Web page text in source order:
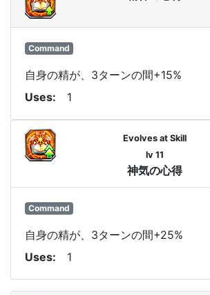
Command
自身の精が、3ターンの間+15%
Uses
1
Evolves at Skill
lv 11
神気の心得
Command
自身の精が、3ターンの間+25%
Uses
1